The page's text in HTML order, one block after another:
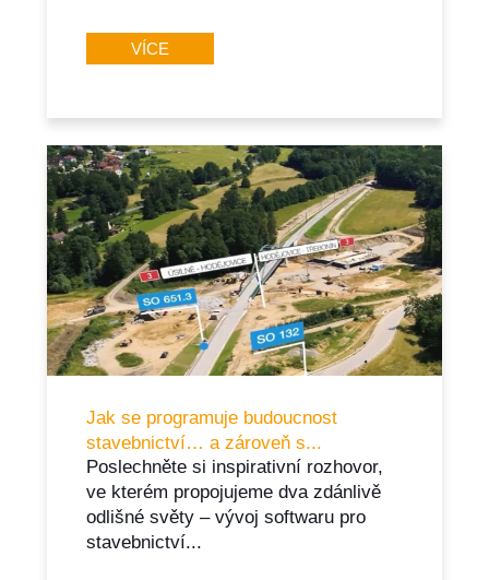
VÍCE
Jak se programuje budoucnost
stavebnictví… a zároveň s...
Poslechněte si inspirativní rozhovor,
ve kterém propojujeme dva zdánlivě
odlišné světy – vývoj softwaru pro
stavebnictví...